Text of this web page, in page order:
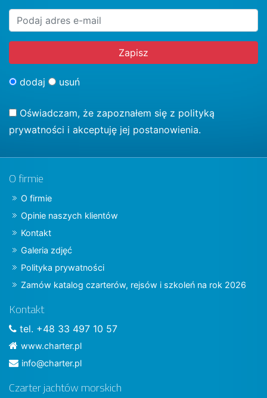
dodaj usuń
Oświadczam, że zapoznałem się z polityką
prywatności i akceptuję jej postanowienia.
O firmie
O firmie
Opinie naszych klientów
Kontakt
Galeria zdjęć
Polityka prywatności
Zamów katalog czarterów, rejsów i szkoleń na rok 2026
Kontakt
tel. +48 33 497 10 57
www.charter.pl
info@charter.pl
Czarter jachtów morskich